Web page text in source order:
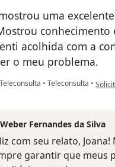
uma excelente
conhecimento
acolhida com a
o meu problema.
Teleconsulta • Teleconsulta • na
Fernandes da Silva
com seu relato, Joana!
garantir que meus